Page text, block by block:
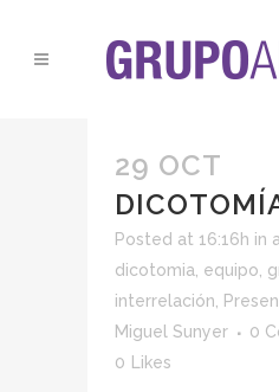
29 OCT
Posted at 16:16h in
dicotomia equipo
interrelación
Miguel Sunyer
0
0
Likes